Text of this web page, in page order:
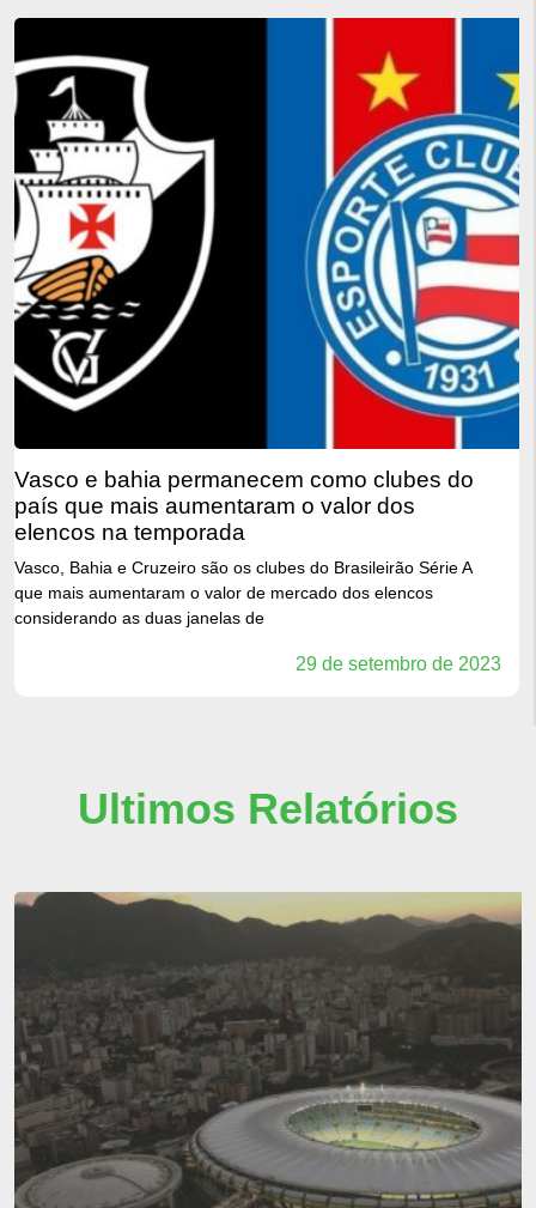
vasco e bahia permanecem como clubes do
país que mais aumentaram o valor dos
elencos na temporada
Vasco, Bahia e Cruzeiro são os clubes do Brasileirão Série A
que mais aumentaram o valor de mercado dos elencos
considerando as duas janelas de
29 de setembro de 2023
Ultimos Relatórios